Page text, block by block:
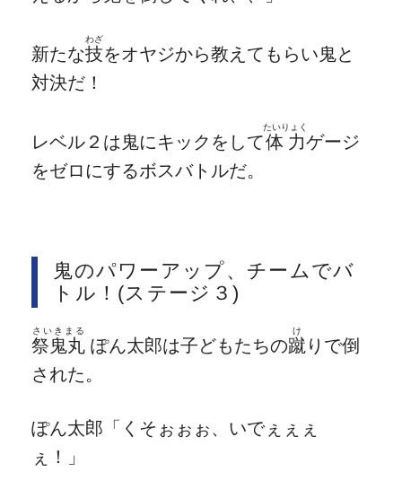
新たな技
わざ
をオヤジから教えてもらい鬼と
対決だ！
レベル２は鬼にキックをして体力
たいりょく
ゲージ
をゼロにするボスバトルだ。
鬼のパワーアップ、チームでバ
トル！(ステージ３)
祭鬼丸
さいきまる
ぽん太郎は子どもたちの蹴
け
りで倒
された。
ぽん太郎「くそぉぉぉ、いでぇぇぇ
ぇ！」